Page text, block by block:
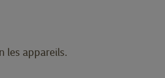
les appareils.